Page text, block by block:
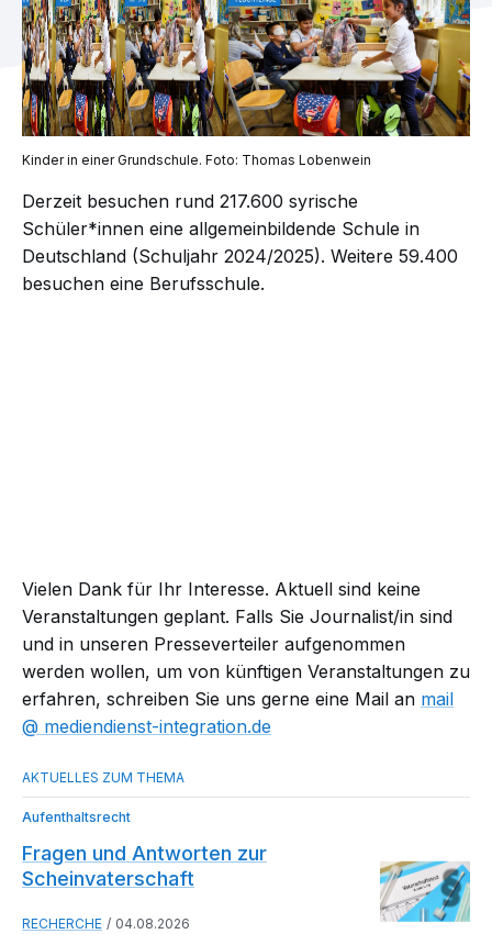
Kinder in einer Grundschule. Foto: Thomas Lobenwein
Derzeit besuchen rund 217.600 syrische
Schüler*innen eine allgemeinbildende Schule in
Deutschland (Schuljahr 2024/2025). Weitere 59.400
besuchen eine Berufsschule.
Vielen Dank für Ihr Interesse. Aktuell sind keine
Veranstaltungen geplant. Falls Sie Journalist/in sind
und in unseren Presseverteiler aufgenommen
werden wollen, um von künftigen Veranstaltungen zu
erfahren, schreiben Sie uns gerne eine Mail an mail​
mediendienst-integration.de
Aufenthaltsrecht
Fragen und Antworten zur
Scheinvaterschaft
RECHERCHE 04.08.2026